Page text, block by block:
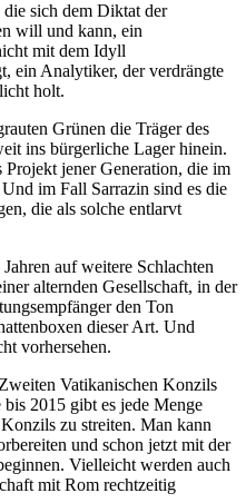
sich dem Diktat der
will und kann, ein
mit dem Idyll
ein Analytiker, der verdrängte
holt.
Grünen die Träger des
ins bürgerliche Lager hinein.
Projekt jener Generation, die im
im Fall Sarrazin sind es die
die als solche entlarvt
auf weitere Schlachten
alternden Gesellschaft, in der
den Ton
dieser Art. Und
vorhersehen.
Vatikanischen Konzils
2015 gibt es jede Menge
zu streiten. Man kann
und schon jetzt mit der
Vielleicht werden auch
mit Rom rechtzeitig